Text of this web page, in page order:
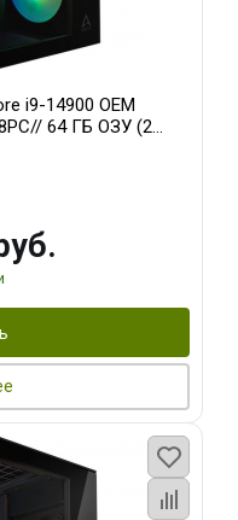
i9-14900 OEM
64 ГБ ОЗУ (2
384-Bit 3xDP